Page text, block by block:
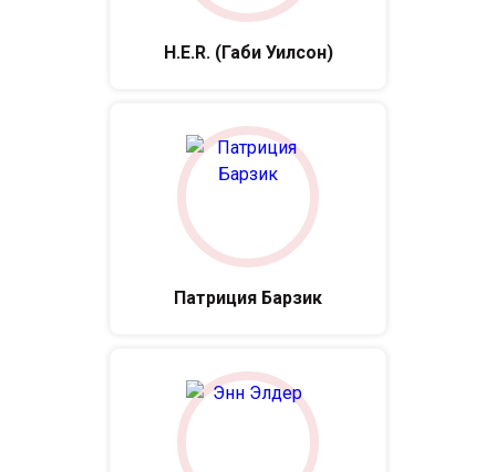
H.E.R. (Габи Уилсон)
Патриция Барзик